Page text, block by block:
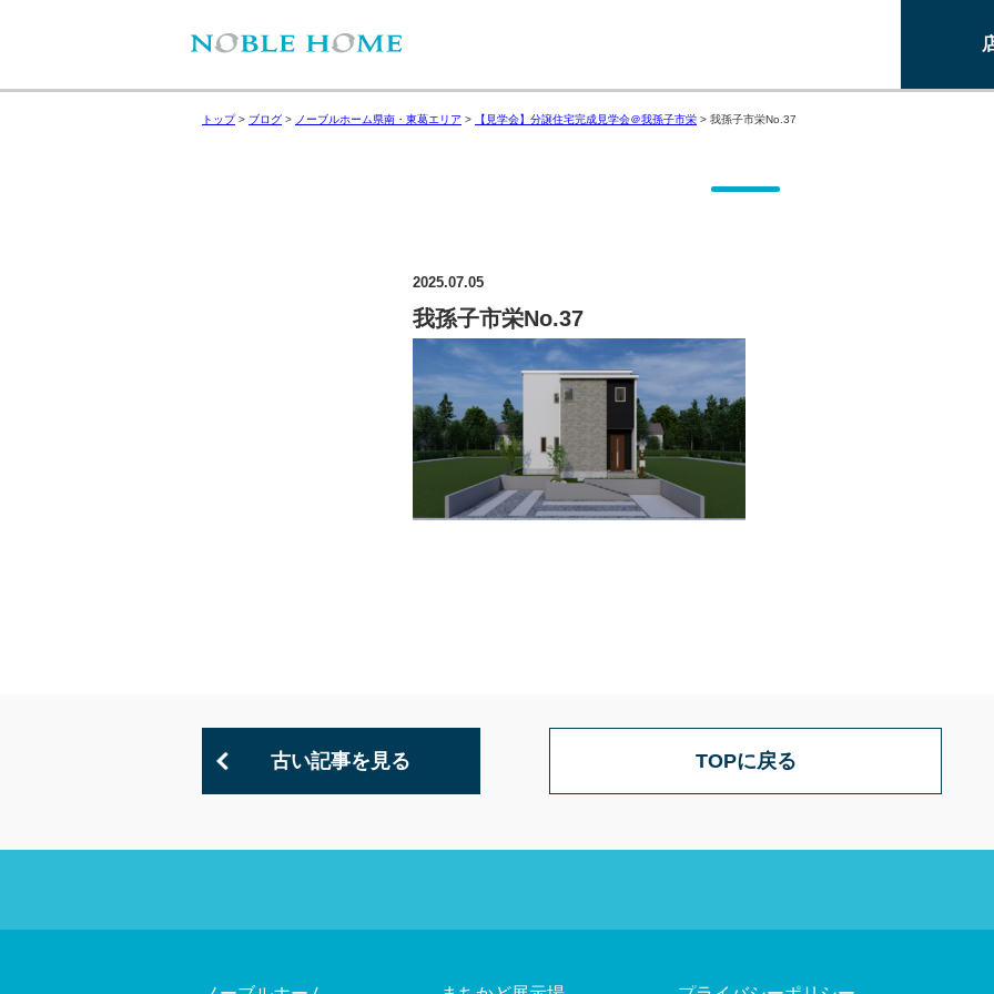
トップ> ブログ > ノーブルホーム県南・東葛エリア > 【見学会】分譲住宅完成見学会＠我孫子市栄 > 我孫子市栄No.37
2025.07.05
我孫子市栄No.37
古い記事を見る TOPに戻る